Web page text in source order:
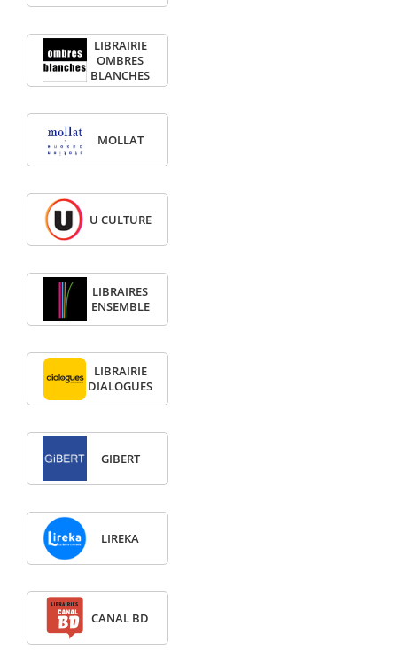
LIBRAIRIE
OMBRES
BLANCHES
MOLLAT
U CULTURE
LIBRAIRES
ENSEMBLE
LIBRAIRIE
DIALOGUES
GIBERT
LIREKA
CANAL BD